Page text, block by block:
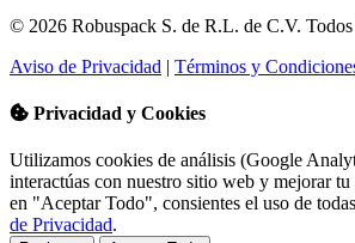
© 2026 Robuspack S. de R.L. de C.V.
Aviso de Privacidad | Términos y
Privacidad y Cookies
Utilizamos cookies de análisis (Google
interactúas con nuestro sitio web y mejorar
en "Aceptar Todo", consientes el uso de
de Privacidad.